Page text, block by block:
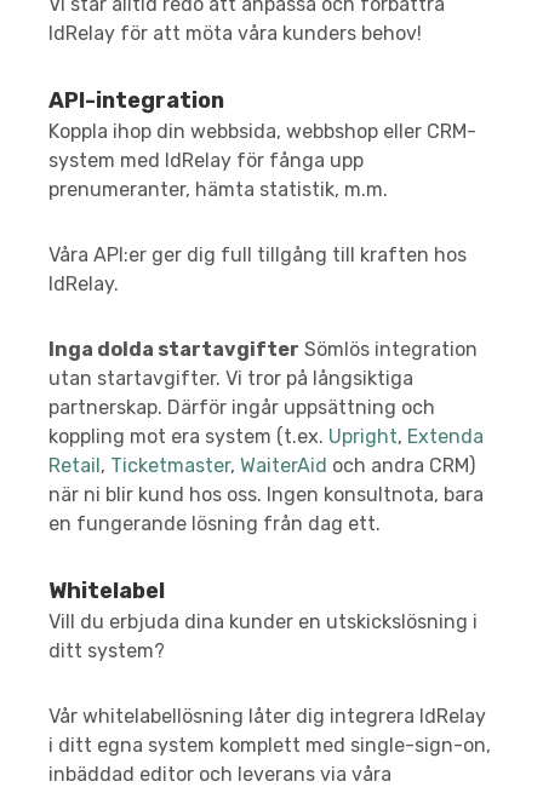
IdRelay för att möta våra kunders behov!
API-integration
Koppla ihop din webbsida, webbshop eller CRM-
system med IdRelay för fånga upp
prenumeranter, hämta statistik, m.m.
Våra API:er ger dig full tillgång till kraften hos
IdRelay.
Inga dolda startavgifter Sömlös integration
utan startavgifter. Vi tror på långsiktiga
partnerskap. Därför ingår uppsättning och
koppling mot era system (t.ex. Upright, Extenda
Retail, Ticketmaster, WaiterAid och andra CRM)
när ni blir kund hos oss. Ingen konsultnota, bara
en fungerande lösning från dag ett.
Whitelabel
Vill du erbjuda dina kunder en utskickslösning i
ditt system?
Vår whitelabellösning låter dig integrera IdRelay
i ditt egna system komplett med single-sign-on,
inbäddad editor och leverans via våra